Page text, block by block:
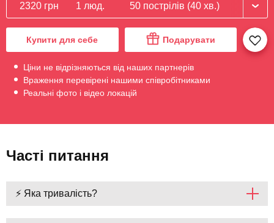
2320 грн 1 люд. 50 пострілів (40 хв.)
Купити для себе Подарувати
Ціни не відрізняються від наших партнерів
Враження перевірені нашими співробітниками
Реальні фото і відео локацій
Часті питання
⚡ Яка тривалість?